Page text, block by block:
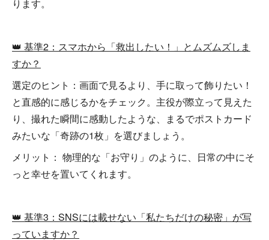
ります。
👑 基準2：スマホから「救出したい！」とムズムズしま
すか？
選定のヒント：画面で見るより、手に取って飾りたい！
と直感的に感じるかをチェック。主役が際立って見えた
り、撮れた瞬間に感動したような、まるでポストカード
みたいな「奇跡の1枚」を選びましょう。
メリット： 物理的な「お守り」のように、日常の中にそ
っと幸せを置いてくれます。
👑 基準3：SNSには載せない「私たちだけの秘密」が写
っていますか？